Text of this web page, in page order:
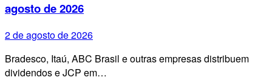
agosto de 2026
2 de agosto de 2026
Bradesco, Itaú, ABC Brasil e outras empresas distribuem
dividendos e JCP em…